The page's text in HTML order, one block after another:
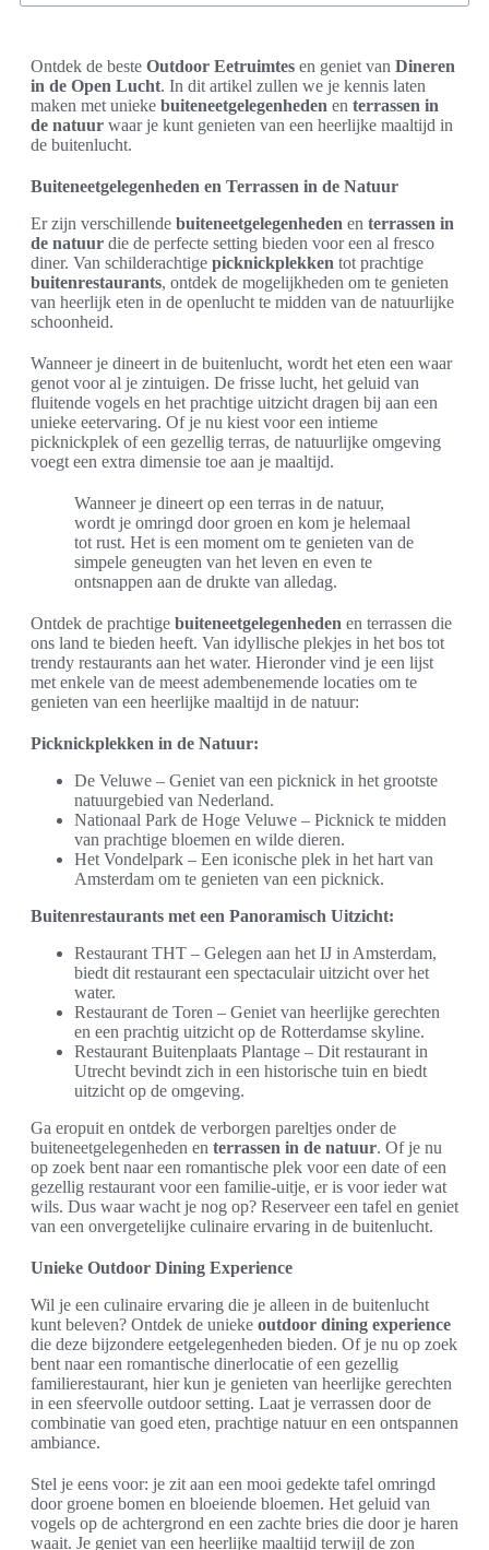
Ontdek de beste Outdoor Eetruimtes en geniet van Dineren
in de Open Lucht. In dit artikel zullen we je kennis laten
maken met unieke buiteneetgelegenheden en terrassen in
de natuur waar je kunt genieten van een heerlijke maaltijd in
de buitenlucht.
Buiteneetgelegenheden en Terrassen in de Natuur
Er zijn verschillende buiteneetgelegenheden en terrassen in
de natuur die de perfecte setting bieden voor een al fresco
diner. Van schilderachtige picknickplekken tot prachtige
buitenrestaurants, ontdek de mogelijkheden om te genieten
van heerlijk eten in de openlucht te midden van de natuurlijke
schoonheid.
Wanneer je dineert in de buitenlucht, wordt het eten een waar
genot voor al je zintuigen. De frisse lucht, het geluid van
fluitende vogels en het prachtige uitzicht dragen bij aan een
unieke eetervaring. Of je nu kiest voor een intieme
picknickplek of een gezellig terras, de natuurlijke omgeving
voegt een extra dimensie toe aan je maaltijd.
Wanneer je dineert op een terras in de natuur,
wordt je omringd door groen en kom je helemaal
tot rust. Het is een moment om te genieten van de
simpele geneugten van het leven en even te
ontsnappen aan de drukte van alledag.
Ontdek de prachtige buiteneetgelegenheden en terrassen die
ons land te bieden heeft. Van idyllische plekjes in het bos tot
trendy restaurants aan het water. Hieronder vind je een lijst
met enkele van de meest adembenemende locaties om te
genieten van een heerlijke maaltijd in de natuur:
Picknickplekken in de Natuur:
De Veluwe – Geniet van een picknick in het grootste
natuurgebied van Nederland.
Nationaal Park de Hoge Veluwe – Picknick te midden
van prachtige bloemen en wilde dieren.
Het Vondelpark – Een iconische plek in het hart van
Amsterdam om te genieten van een picknick.
Buitenrestaurants met een Panoramisch Uitzicht:
Restaurant THT – Gelegen aan het IJ in Amsterdam,
biedt dit restaurant een spectaculair uitzicht over het
water.
Restaurant de Toren – Geniet van heerlijke gerechten
en een prachtig uitzicht op de Rotterdamse skyline.
Restaurant Buitenplaats Plantage – Dit restaurant in
Utrecht bevindt zich in een historische tuin en biedt
uitzicht op de omgeving.
Ga eropuit en ontdek de verborgen pareltjes onder de
buiteneetgelegenheden en terrassen in de natuur. Of je nu
op zoek bent naar een romantische plek voor een date of een
gezellig restaurant voor een familie-uitje, er is voor ieder wat
wils. Dus waar wacht je nog op? Reserveer een tafel en geniet
van een onvergetelijke culinaire ervaring in de buitenlucht.
Unieke Outdoor Dining Experience
Wil je een culinaire ervaring die je alleen in de buitenlucht
kunt beleven? Ontdek de unieke outdoor dining experience
die deze bijzondere eetgelegenheden bieden. Of je nu op zoek
bent naar een romantische dinerlocatie of een gezellig
familierestaurant, hier kun je genieten van heerlijke gerechten
in een sfeervolle outdoor setting. Laat je verrassen door de
combinatie van goed eten, prachtige natuur en een ontspannen
ambiance.
Stel je eens voor: je zit aan een mooi gedekte tafel omringd
door groene bomen en bloeiende bloemen. Het geluid van
vogels op de achtergrond en een zachte bries die door je haren
waait. Je geniet van een heerlijke maaltijd terwijl de zon